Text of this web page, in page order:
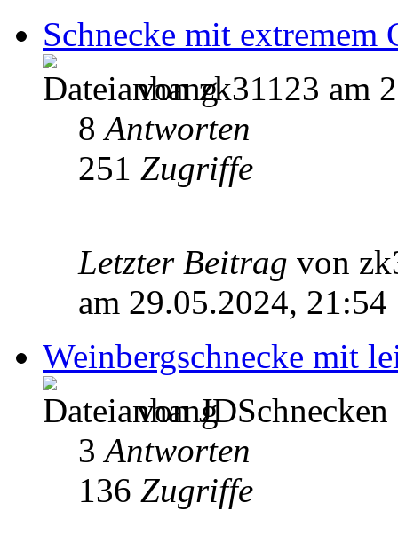
Schnecke mit extremem
von zk31123 am
8Antworten
251 Zugriffe
Letzter Beitrag von
am 29.05.2024, 21:54
Weinbergschnecke mit
von
3Antworten
136 Zugriffe